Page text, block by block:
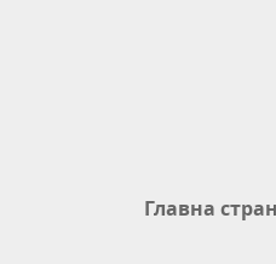
Главна